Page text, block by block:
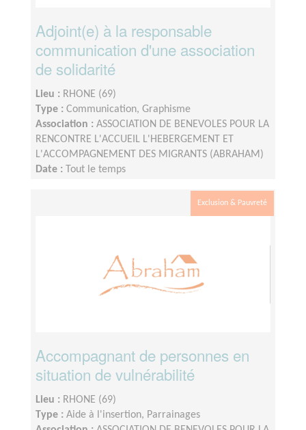
Adjoint(e) à la responsable
communication d'une association
de solidarité
Lieu : RHONE (69)
Type : Communication, Graphisme
Association : ASSOCIATION DE BENEVOLES POUR LA
RENCONTRE L'ACCUEIL L'HEBERGEMENT ET
L'ACCOMPAGNEMENT DES MIGRANTS (ABRAHAM)
Date :
Tout le temps
Exclusion & Pauvreté
Accompagnant de personnes en
situation de vulnérabilité
Lieu : RHONE (69)
Type : Aide à l'insertion, Parrainages